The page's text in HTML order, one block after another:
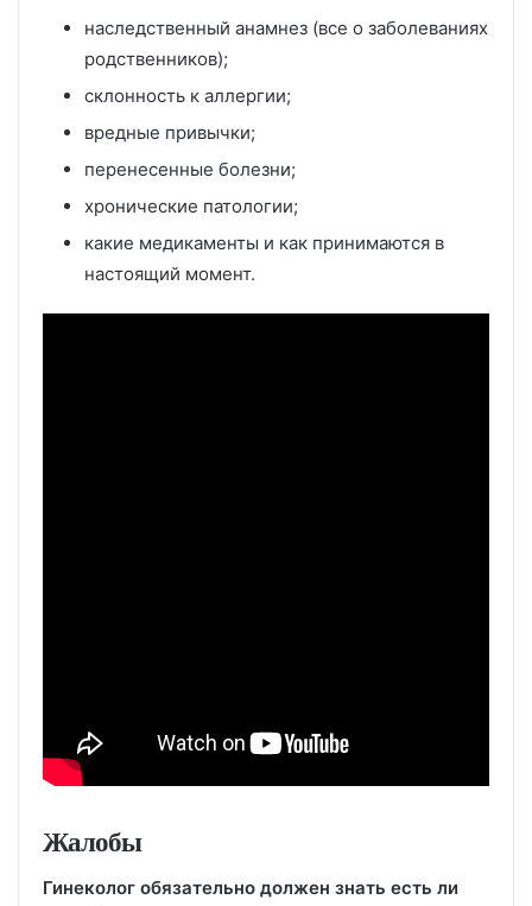
наследственный анамнез (все о заболеваниях
родственников);
склонность к аллергии;
вредные привычки;
перенесенные болезни;
хронические патологии;
какие медикаменты и как принимаются в
настоящий момент.
Жалобы
Гинеколог обязательно должен знать есть ли